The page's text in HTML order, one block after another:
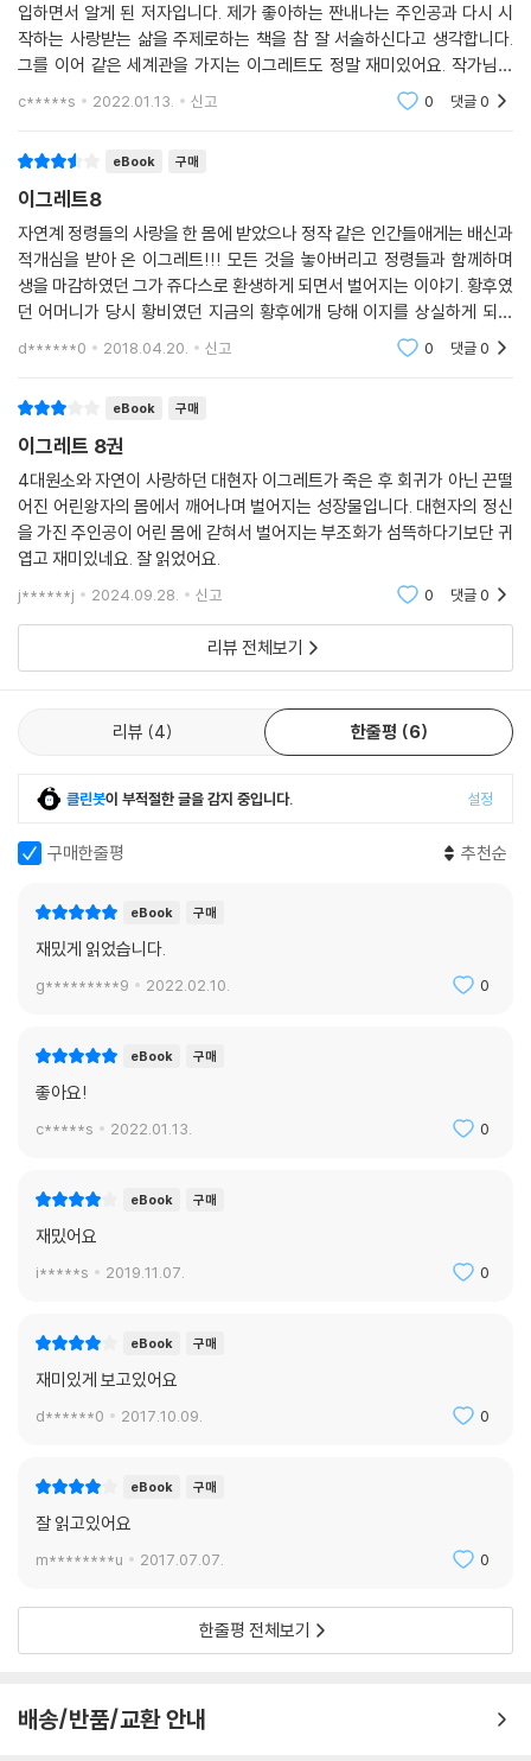
입하면서 알게 된 저자입니다. 제가 좋아하는 짠내나는 주인공과 다시 시
작하는 사랑받는 삶을 주제로하는 책을 참 잘 서술하신다고 생각합니다.
그를 이어 같은 세계관을 가지는 이그레트도 정말 재미있어요. 작가님은
독자가 원하는 것. 셀링포인트를 너무 잘 아셔요. 이그레트 세계관 이어서
c*****s 2022.01.13. 신고 0 댓글0
eBook 구매
이그레트8
자연계 정령들의 사랑을 한 몸에 받았으나 정작 같은 인간들애게는 배신과
적개심을 받아 온 이그레트!!! 모든 것을 놓아버리고 정령들과 함께하며
생을 마감하였던 그가 쥬다스로 환생하게 되면서 벌어지는 이야기. 황후였
던 어머니가 당시 황비였던 지금의 황후에개 당해 이지를 상실하게 되어
자살하고 쥬더스 본인도 어린 나이에 독에 당하여 현생의 자아가 죽
d******0 2018.04.20. 신고 0 댓글0
eBook 구매
이그레트 8권
4대원소와 자연이 사랑하던 대현자 이그레트가 죽은 후 회귀가 아닌 끈떨
어진 어린왕자의 몸에서 깨어나며 벌어지는 성장물입니다. 대현자의 정신
을 가진 주인공이 어린 몸에 갇혀서 벌어지는 부조화가 섬뜩하다기보단 귀
엽고 재미있네요. 잘 읽었어요.
j******j 2024.09.28. 신고 0 댓글0
리뷰 전체보기
리뷰 4 한줄평 6
클린봇이 부적절한 글을 감지 중입니다. 설정
구매한줄평 추천순
eBook 구매
재밌게 읽었습니다.
g*********9 2022.02.10. 0
eBook 구매
좋아요!
c*****s 2022.01.13. 0
eBook 구매
재밌어요
i*****s 2019.11.07. 0
eBook 구매
재미있게 보고있어요
d******0 2017.10.09. 0
eBook 구매
잘 읽고있어요
m********u 2017.07.07. 0
한줄평 전체보기
배송/반품/교환 안내